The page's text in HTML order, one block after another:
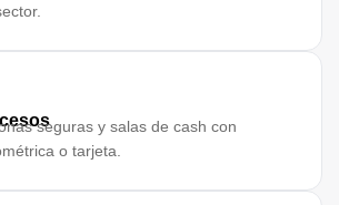
seguras y salas de cash con
o tarjeta.